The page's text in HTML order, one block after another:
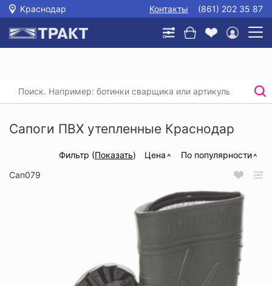
Краснодар Контакты (861) 202 35 87
Главная / /
Сапоги резиновые, ПВХ и ЭВА
/ Сапоги ПВХ утепленные
Сапоги ПВХ утепленные Краснодар
Фильтр (Показать) Цена
По популярности
Сап079